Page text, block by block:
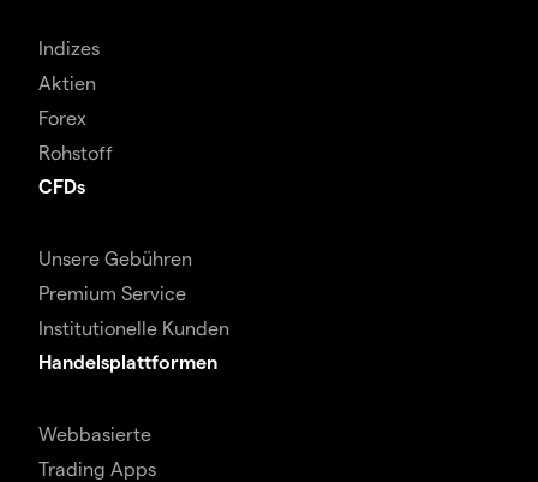
Indizes
Aktien
Forex
Rohstoff
CFDs
Unsere Gebühren
Premium Service
Institutionelle Kunden
Handelsplattformen
Webbasierte
Trading Apps